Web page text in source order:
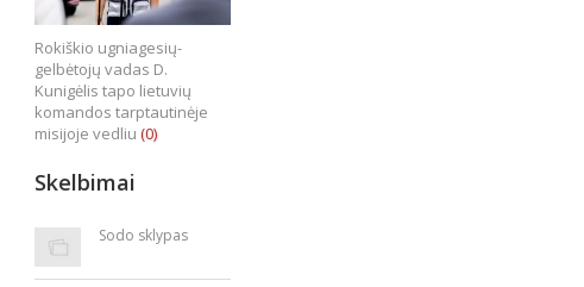
Rokiškio ugniagesių-
gelbėtojų vadas D.
Kunigėlis tapo lietuvių
komandos tarptautinėje
misijoje vedliu (0)
Skelbimai
Sodo sklypas